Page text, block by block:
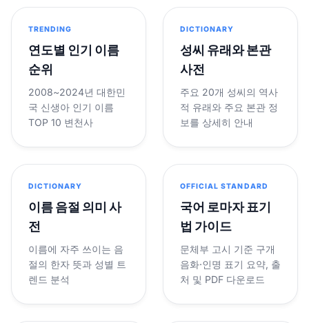
TRENDING
연도별 인기 이름
순위
2008~2024년 대한민
국 신생아 인기 이름
TOP 10 변천사
DICTIONARY
성씨 유래와 본관
사전
주요 20개 성씨의 역사
적 유래와 주요 본관 정
보를 상세히 안내
DICTIONARY
이름 음절 의미 사
전
이름에 자주 쓰이는 음
절의 한자 뜻과 성별 트
렌드 분석
OFFICIAL STANDARD
국어 로마자 표기
법 가이드
문체부 고시 기준 구개
음화·인명 표기 요약, 출
처 및 PDF 다운로드